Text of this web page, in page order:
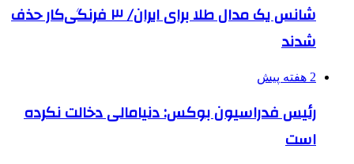
شانس یک مدال طلا برای ایران/ ۳ فرنگی‌کار حذف
شدند
2 هفته پیش
رئیس فدراسیون بوکس: دنیامالی دخالت نکرده
است